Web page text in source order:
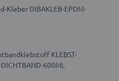
Kleber DIBAKLEB-EPDM-
KLEBST-
600ML